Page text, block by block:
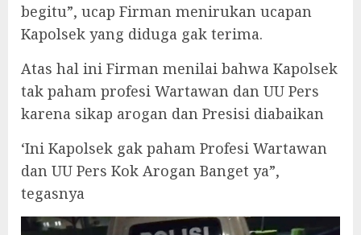
begitu”, ucap Firman menirukan ucapan
Kapolsek yang diduga gak terima.
Atas hal ini Firman menilai bahwa Kapolsek
tak paham profesi Wartawan dan UU Pers
karena sikap arogan dan Presisi diabaikan
‘Ini Kapolsek gak paham Profesi Wartawan
dan UU Pers Kok Arogan Banget ya”,
tegasnya